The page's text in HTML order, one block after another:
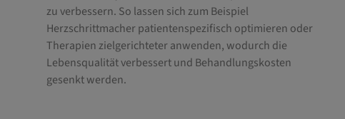
zu verbessern. So lassen sich zum Beispiel
Herzschrittmacher patientenspezifisch optimieren oder
Therapien zielgerichteter anwenden, wodurch die
Lebensqualität verbessert und Behandlungskosten
gesenkt werden.